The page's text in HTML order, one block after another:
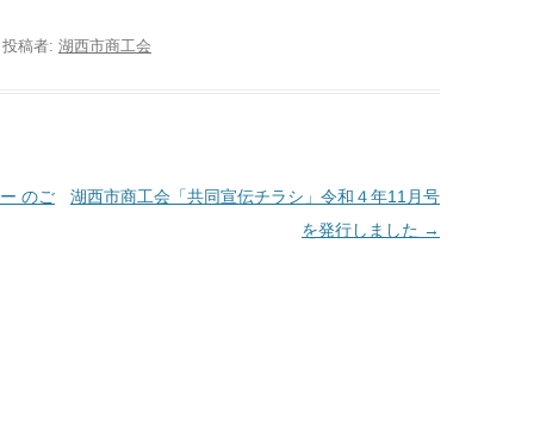
投稿者: 湖西市商工会
のご
湖西市商工会「共同宣伝チラシ」令和４年11月号
を発行しました →